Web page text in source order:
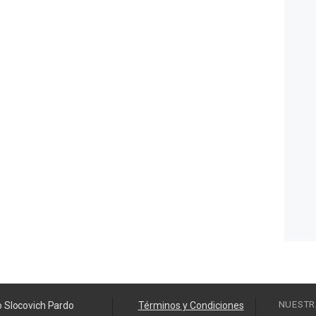
Slocovich Pardo Términos y Condiciones